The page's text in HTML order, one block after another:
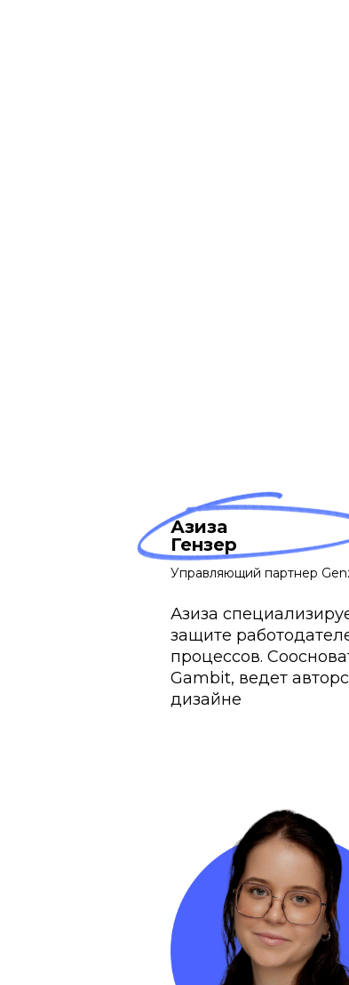
Азиза
Гензер
Управляющий партнер
Азиза
защите
процессов.
Gambit, ведет
дизайне